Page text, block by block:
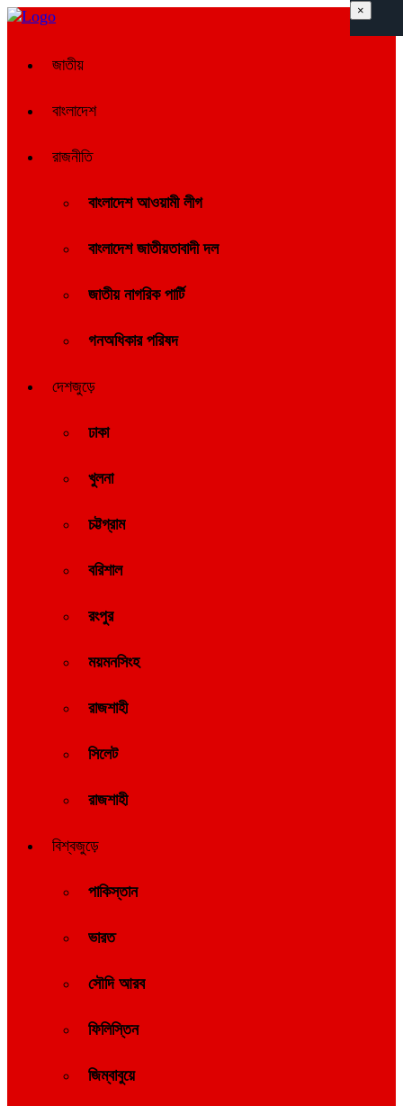
জাতীয়
বাংলাদেশ
রাজনীতি
বাংলাদেশ আওয়ামী লীগ
বাংলাদেশ জাতীয়তাবাদী দল
জাতীয় নাগরিক পার্টি
গনঅধিকার পরিষদ
দেশজুড়ে
ঢাকা
খুলনা
চট্টগ্রাম
বরিশাল
রংপুর
ময়মনসিংহ
রাজশাহী
সিলেট
রাজশাহী
বিশ্বজুড়ে
পাকিস্তান
ভারত
সৌদি আরব
ফিলিস্তিন
জিম্বাবুয়ে
×